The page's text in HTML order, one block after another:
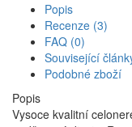
Popis
Recenze (3)
FAQ (0)
Související
Podobné zboží
Popis
Vysoce kvalitní